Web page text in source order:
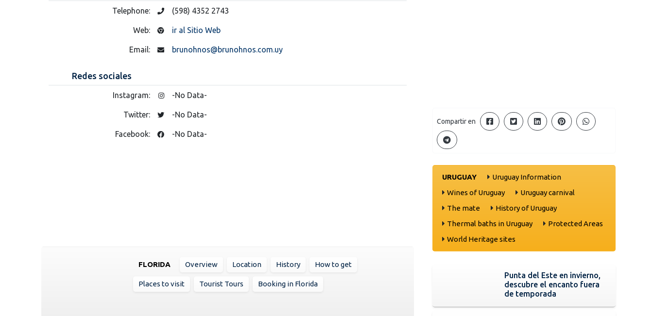
Telephone: (598) 4352 2743
Web: ir al Sitio Web
Email: brunohnos@brunohnos.com.uy
Redes sociales
Instagram: -No Data-
Twitter: -No Data-
Facebook: -No Data-
FLORIDA Overview Location History How to get
Places to visit Tourist Tours Booking in Florida
Compartir en
URUGUAY
Uruguay Information
Wines of Uruguay
Uruguay carnival
The mate
History of Uruguay
Thermal baths in Uruguay
Protected Areas
World Heritage sites
Punta del Este en invierno,
descubre el encanto fuera
de temporada